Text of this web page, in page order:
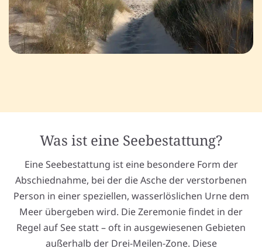
Was ist eine Seebestattung?
Eine Seebestattung ist eine besondere Form der
Abschiednahme, bei der die Asche der verstorbenen
Person in einer speziellen, wasserlöslichen Urne dem
Meer übergeben wird. Die Zeremonie findet in der
Regel auf See statt – oft in ausgewiesenen Gebieten
außerhalb der Drei-Meilen-Zone. Diese